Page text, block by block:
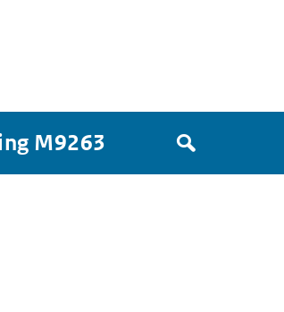
M9263
Zoek
in
het